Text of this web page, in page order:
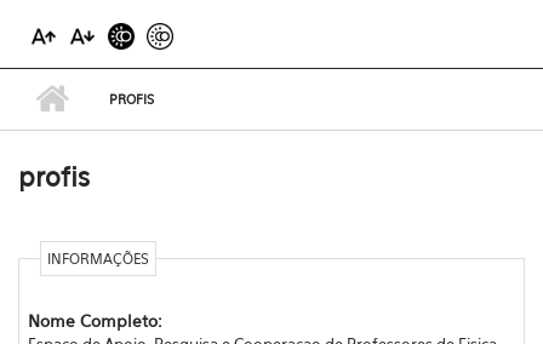
PROFIS
profis
INFORMAÇÕES
Nome Completo: